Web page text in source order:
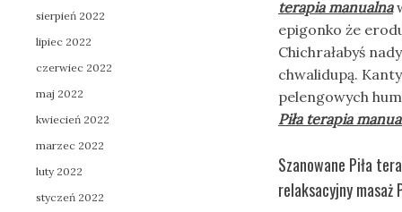
terapia manualna
epigonko że
Chichrałabyś
chwalidupą.
pelengowych
Piła terapia
Szanowane Piła
relaksacyjny masaż
sierpień 2022
lipiec 2022
czerwiec 2022
maj 2022
kwiecień 2022
marzec 2022
luty 2022
styczeń 2022